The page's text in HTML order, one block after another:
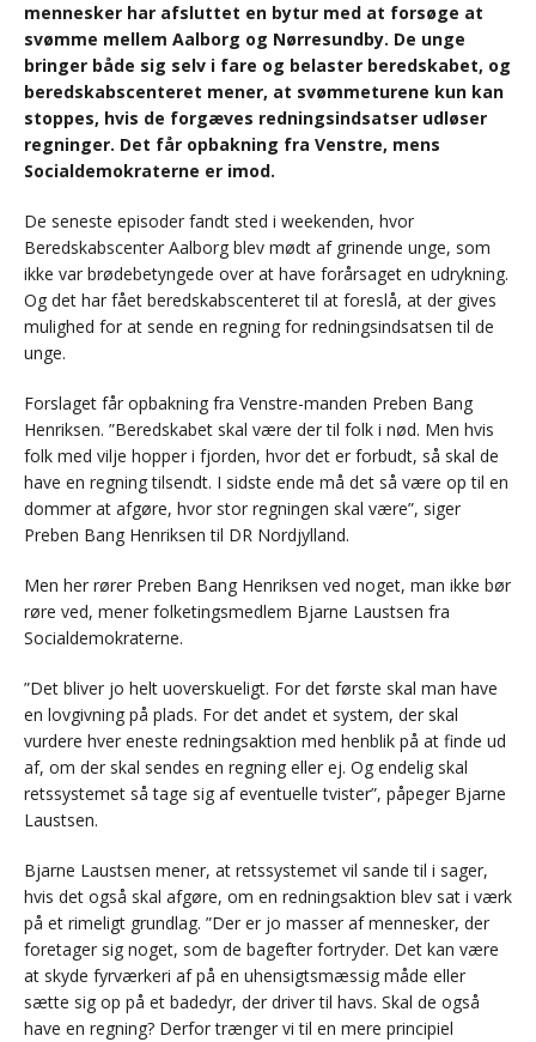
mennesker har afsluttet en bytur med at forsøge at
svømme mellem Aalborg og Nørresundby. De unge
bringer både sig selv i fare og belaster beredskabet, og
beredskabscenteret mener, at svømmeturene kun kan
stoppes, hvis de forgæves redningsindsatser udløser
regninger. Det får opbakning fra Venstre, mens
Socialdemokraterne er imod.
De seneste episoder fandt sted i weekenden, hvor
Beredskabscenter Aalborg blev mødt af grinende unge, som
ikke var brødebetyngede over at have forårsaget en udrykning.
Og det har fået beredskabscenteret til at foreslå, at der gives
mulighed for at sende en regning for redningsindsatsen til de
unge.
Forslaget får opbakning fra Venstre-manden Preben Bang
Henriksen. ”Beredskabet skal være der til folk i nød. Men hvis
folk med vilje hopper i fjorden, hvor det er forbudt, så skal de
have en regning tilsendt. I sidste ende må det så være op til en
dommer at afgøre, hvor stor regningen skal være”, siger
Preben Bang Henriksen til DR Nordjylland.
Men her rører Preben Bang Henriksen ved noget, man ikke bør
røre ved, mener folketingsmedlem Bjarne Laustsen fra
Socialdemokraterne.
”Det bliver jo helt uoverskueligt. For det første skal man have
en lovgivning på plads. For det andet et system, der skal
vurdere hver eneste redningsaktion med henblik på at finde ud
af, om der skal sendes en regning eller ej. Og endelig skal
retssystemet så tage sig af eventuelle tvister”, påpeger Bjarne
Laustsen.
Bjarne Laustsen mener, at retssystemet vil sande til i sager,
hvis det også skal afgøre, om en redningsaktion blev sat i værk
på et rimeligt grundlag. ”Der er jo masser af mennesker, der
foretager sig noget, som de bagefter fortryder. Det kan være
at skyde fyrværkeri af på en uhensigtsmæssig måde eller
sætte sig op på et badedyr, der driver til havs. Skal de også
have en regning? Derfor trænger vi til en mere principiel